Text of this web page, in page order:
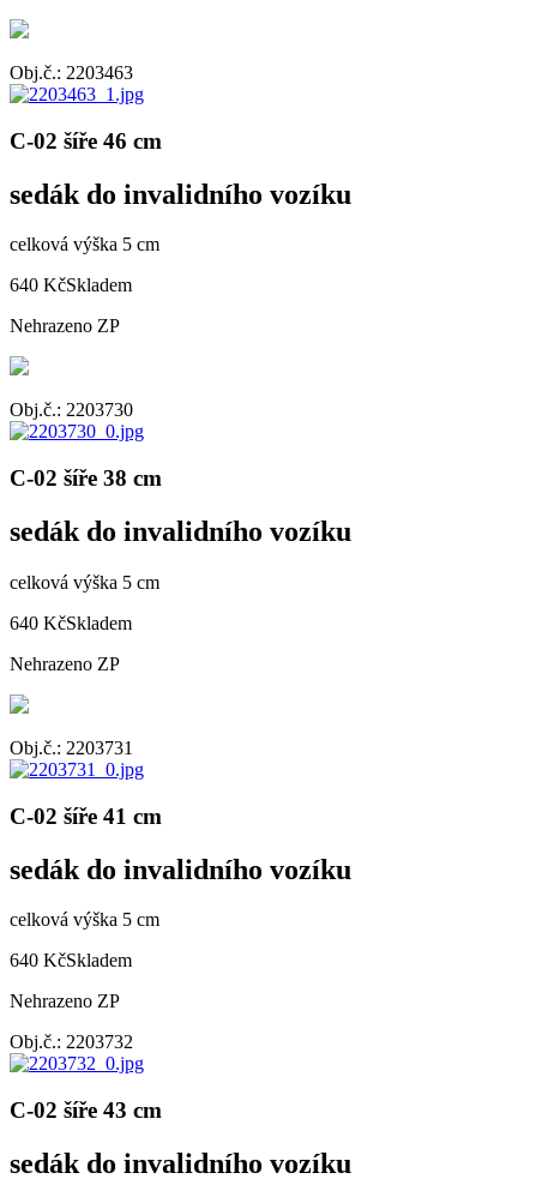
Obj.č.: 2203463
C-02 šíře 46 cm
sedák do invalidního vozíku
celková výška 5 cm
640 KčSkladem
Nehrazeno ZP
Obj.č.: 2203730
C-02 šíře 38 cm
sedák do invalidního vozíku
celková výška 5 cm
640 KčSkladem
Nehrazeno ZP
Obj.č.: 2203731
C-02 šíře 41 cm
sedák do invalidního vozíku
celková výška 5 cm
640 KčSkladem
Nehrazeno ZP
Obj.č.: 2203732
C-02 šíře 43 cm
sedák do invalidního vozíku